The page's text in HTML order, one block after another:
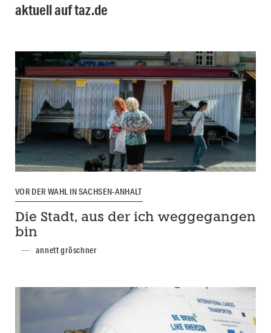
aktuell auf taz.de
VOR DER WAHL IN SACHSEN-ANHALT
Die Stadt, aus der ich weggegangen
bin
annett gröschner